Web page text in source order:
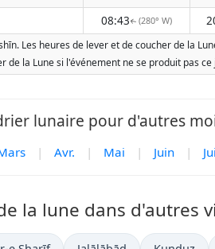
08:43↑(280° W)
Les heures de lever et de coucher de la
de la Lune si l'événement ne se produit pas
lunaire pour d'autres
| Avr. | Mai | Juin |
la lune dans d'autres